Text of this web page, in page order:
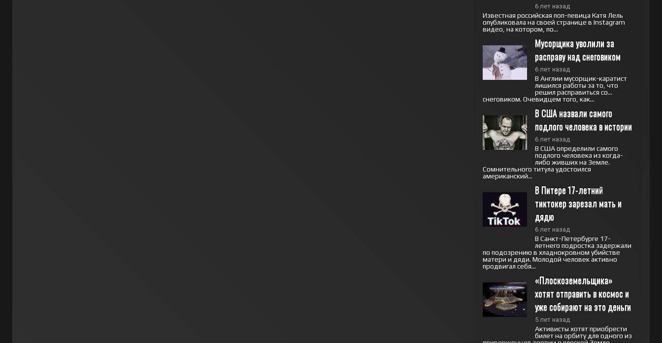
6 лет назад
Известная российская поп-певица Катя Лель
опубликовала на своей странице в Instagram
видео, на котором, по...
Мусорщика уволили за
расправу над снеговиком
6 лет назад
В Англии мусорщик-каратист
лишился работы за то, что
решил расправиться со…
снеговиком. Очевидцем того, как...
В США назвали самого
подлого человека в истории
6 лет назад
В США определили самого
подлого человека из когда-
либо живших на Земле.
Сомнительного титула удостоился
американский...
В Питере 17-летний
тиктокер зарезал мать и
дядю
6 лет назад
В Санкт-Петербурге 17-
летнего подростка задержали
по подозрению в хладнокровном убийстве
матери и дяди. Молодой человек активно
продвигал себя...
«Плоскоземельщика»
хотят отправить в космос и
уже собирают на это деньги
5 лет назад
Активисты хотят приобрести
билет на орбиту для одного из